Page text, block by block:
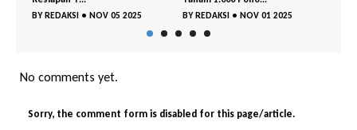
NOV 05 2025
BYREDAKSI NOV 01 2025
BYREDAKSI
No comments yet.
Sorry, the comment form is disabled for this page/article.